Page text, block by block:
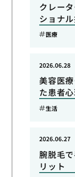
クレー
ショナ
医療
美容医
た患者
2026.06.28
生活
腕脱毛
リット
2026.06.27